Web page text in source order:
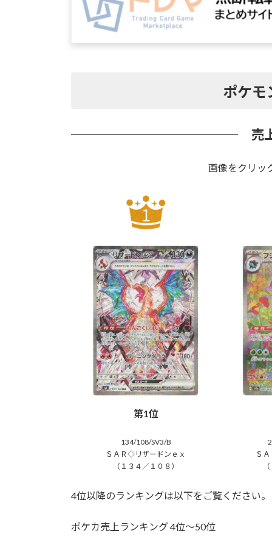
ポケモ
売
画像をクリッ
第1位
134/108/SV3/B
ＳＡＲ◇リザードンｅｘ
（１３４／１０８）
Ｓ
4位以降のランキングは以下をご覧ください。
ポケカ売上ランキング 4位～50位